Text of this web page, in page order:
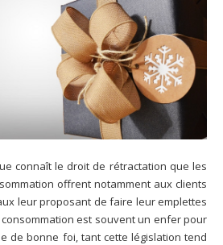
connaît le droit de rétractation que les
offrent notamment aux clients
leur proposant de faire leur emplettes
est souvent un enfer pour
de bonne foi, tant cette législation tend